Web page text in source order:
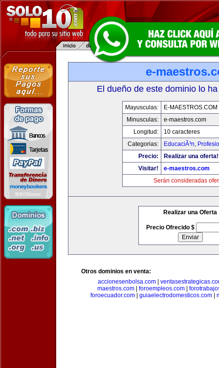
e-
El dueño de este dominio lo
Mayusculas:
E-MAESTROS.COM
Minusculas:
e-maestros.com
Longitud:
10 caracteres
Categorias:
EducaciÃ³n,
Precio:
Realizar una oferta!
Visitar!
e-maestros.com
Serán consideradas
Realizar una Oferta
Precio Ofrecido $
Otros dominios en venta:
accionesenbolsa.com|
maestros.com| foroempleos.com|
foroecuador.com| guiaelectrodomesticos.com|